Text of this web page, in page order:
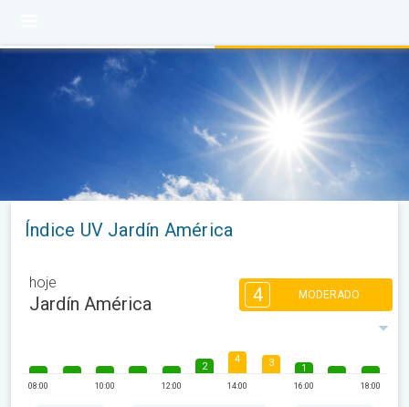
Índice UV Jardín América
hoje
Jardín América 4 MODERADO
08:00 10:00 12:00
2
4
14:00
3 1
16:00 18:00